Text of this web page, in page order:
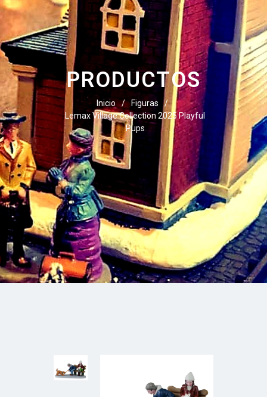
PRODUCTOS
Inicio / Figuras
/
Lemax Village Collection 2025 Playful
Pups